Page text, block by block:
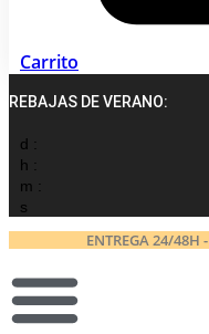
Carrito
REBAJAS DE VERANO:
d :
h :
m :
s
ENTREGA 24/48H -